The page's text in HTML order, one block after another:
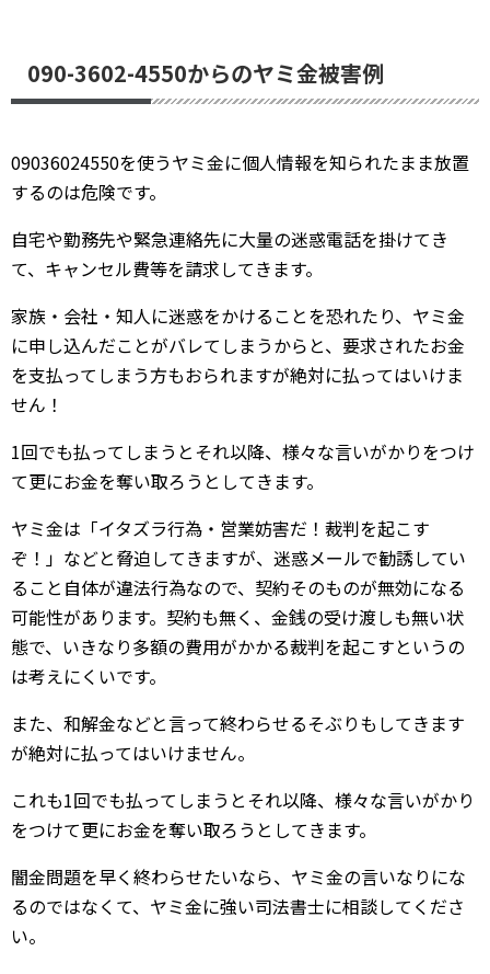
090-3602-4550からのヤミ金被害例
09036024550を使うヤミ金に個人情報を知られたまま放置
するのは危険です。
自宅や勤務先や緊急連絡先に大量の迷惑電話を掛けてき
て、キャンセル費等を請求してきます。
家族・会社・知人に迷惑をかけることを恐れたり、ヤミ金
に申し込んだことがバレてしまうからと、要求されたお金
を支払ってしまう方もおられますが絶対に払ってはいけま
せん！
1回でも払ってしまうとそれ以降、様々な言いがかりをつけ
て更にお金を奪い取ろうとしてきます。
ヤミ金は「イタズラ行為・営業妨害だ！裁判を起こす
ぞ！」などと脅迫してきますが、迷惑メールで勧誘してい
ること自体が違法行為なので、契約そのものが無効になる
可能性があります。契約も無く、金銭の受け渡しも無い状
態で、いきなり多額の費用がかかる裁判を起こすというの
は考えにくいです。
また、和解金などと言って終わらせるそぶりもしてきます
が絶対に払ってはいけません。
これも1回でも払ってしまうとそれ以降、様々な言いがかり
をつけて更にお金を奪い取ろうとしてきます。
闇金問題を早く終わらせたいなら、ヤミ金の言いなりにな
るのではなくて、ヤミ金に強い司法書士に相談してくださ
い。